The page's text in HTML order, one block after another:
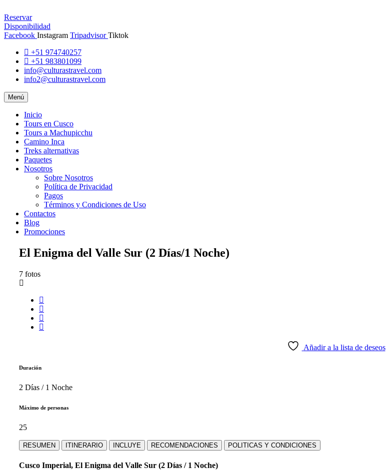
Reservar
Disponibilidad
Facebook Instagram Tripadvisor Tiktok
+51 974740257
+51 983801099
info@culturastravel.com
info2@culturastravel.com
Menú
Inicio
Tours en Cusco
Tours a Machupicchu
Camino Inca
Treks alternativas
Paquetes
Nosotros
Sobre Nosotros
Política de Privacidad
Pagos
Términos y Condiciones de Uso
Contactos
Blog
Promociones
El Enigma del Valle Sur (2 Días/1 Noche)
7 fotos
Añadir a la lista de deseos
Duración
2 Días / 1 Noche
Máximo de personas
25
RESUMEN ITINERARIO INCLUYE RECOMENDACIONES POLITICAS Y CONDICIONES
Cusco Imperial, El Enigma del Valle Sur (2 Días / 1 Noche)